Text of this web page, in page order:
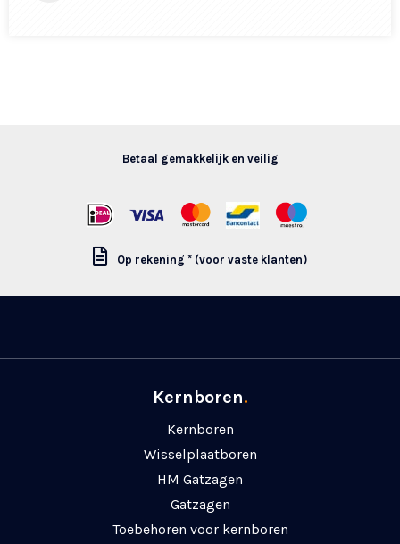
Betaal gemakkelijk en veilig
Op rekening * (voor vaste klanten)
Kernboren.
Kernboren
Wisselplaatboren
HM Gatzagen
Gatzagen
Toebehoren voor kernboren